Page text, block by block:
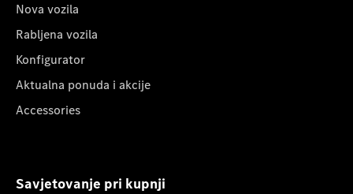
Nova vozila
Rabljena vozila
Konfigurator
Aktualna ponuda i akcije
Accessories
Savjetovanje pri kupnji